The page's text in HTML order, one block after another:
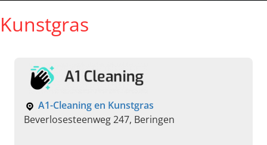
Kunstgras
A1-Cleaning en Kunstgras
Beverlosesteenweg 247, Beringen